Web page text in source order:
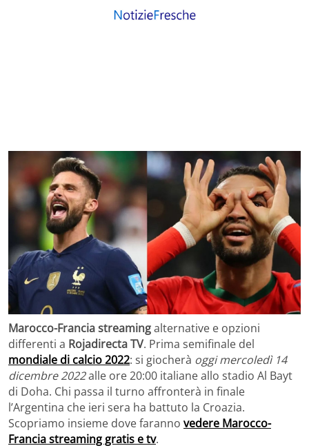
Marocco-Francia streamingalternative e opzioni
differenti a Rojadirecta TV. Prima semifinale del
mondiale di calcio 2022: si giocherà oggi mercoledì 14
dicembre 2022alle ore 20:00 italiane allo stadio Al Bayt
di Doha. Chi passa il turno affronterà in finale
l’Argentina che ieri sera ha battuto la Croazia.
Scopriamo insieme dove faranno vedere Marocco-
Francia streaming gratis e tv.